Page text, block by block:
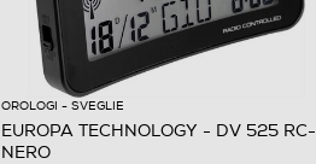
OROLOGI - SVEGLIE
EUROPA TECHNOLOGY - DV 525 RC-
NERO